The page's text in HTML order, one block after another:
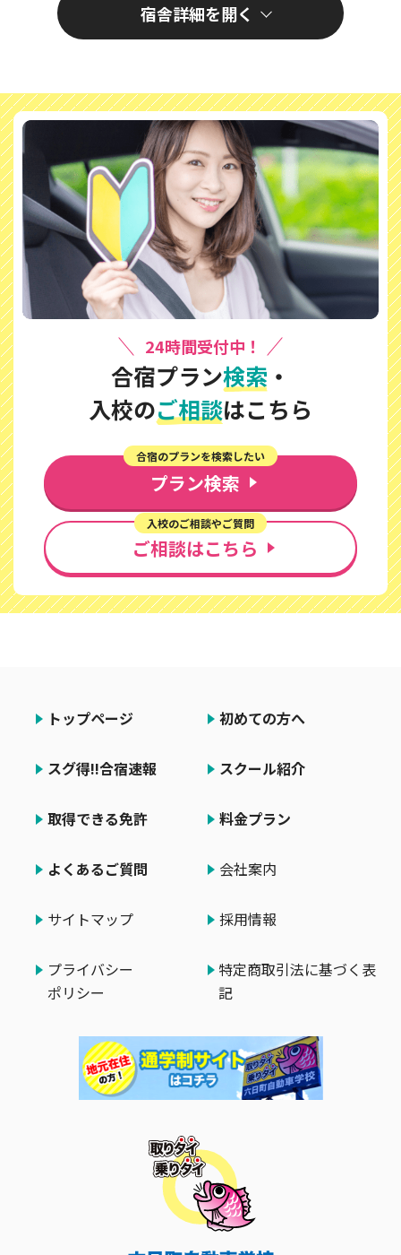
宿舎詳細
24時間受付中！
合宿プラン検索 ・
入校のご相談はこちら
プラン検索
合宿のプランを検索したい
ご相談はこちら
入校のご相談やご質問
トップページ 初めての方へ
スグ得!!合宿速報 スクール紹介
取得できる免許 料金プラン
よくあるご質問 会社案内
サイトマップ 採用情報
プライバシー
ポリシー
特定商取引法に基づく表
記